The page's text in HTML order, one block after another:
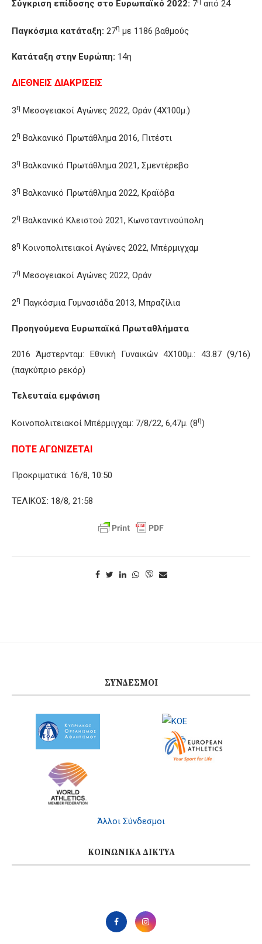
Σύγκριση επίδοσης στο Ευρωπαϊκό 2022: 7 από 24
Παγκόσμια κατάταξη: 27η με 1186 βαθμούς
Κατάταξη στην Ευρώπη: 14η
ΔΙΕΘΝΕΙΣ ΔΙΑΚΡΙΣΕΙΣ
3η Μεσογειακοί Αγώνες 2022, Οράν (4Χ100μ.)
2η Βαλκανικό Πρωτάθλημα 2016, Πιτέστι
3η Βαλκανικό Πρωτάθλημα 2021, Σμεντέρεβο
3η Βαλκανικό Πρωτάθλημα 2022, Κραϊόβα
2η Βαλκανικό Κλειστού 2021, Κωνσταντινούπολη
8η Κοινοπολιτειακοί Αγώνες 2022, Μπέρμιγχαμ
7η Μεσογειακοί Αγώνες 2022, Οράν
2η Παγκόσμια Γυμνασιάδα 2013, Μπραζίλια
Προηγούμενα Ευρωπαϊκά Πρωταθλήματα
2016 Άμστερνταμ: Εθνική Γυναικών 4Χ100μ.: 43.87 (9/16)
(παγκύπριο ρεκόρ)
Τελευταία εμφάνιση
Κοινοπολιτειακοί Μπέρμιγχαμ: 7/8/22, 6,47μ. (8η)
ΠΟΤΕ ΑΓΩΝΙΖΕΤΑΙ
Προκριματικά: 16/8, 10:50
ΤΕΛΙΚΟΣ: 18/8, 21:58
ΣΎΝΔΕΣΜΟΙ
Άλλοι Σύνδεσμοι
ΚΟΙΝΩΝΙΚΆ ΔΊΚΤΥΑ